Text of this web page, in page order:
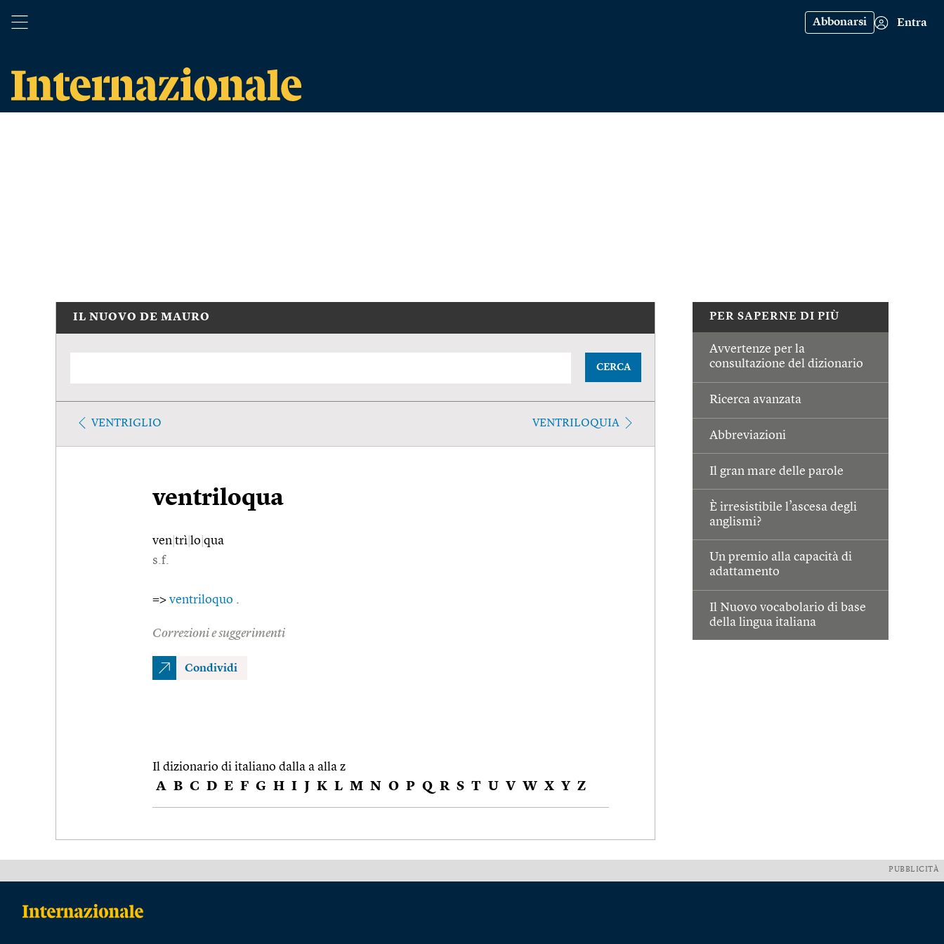
Abbonarsi Entra
PER SAPERNE DI PIÙ
Avvertenze per la
consultazione del dizionario
Ricerca avanzata
Abbreviazioni
Il gran mare delle parole
È irresistibile l’ascesa degli
anglismi?
Un premio alla capacità di
adattamento
Il Nuovo vocabolario di base
della lingua italiana
IL NUOVO DE MAURO
CERCA
VENTRIGLIO VENTRILOQUIA
ventriloqua
ven trì lo qua
s.f.
=> ventriloquo .
Correzioni e suggerimenti
Condividi
Il dizionario di italiano dalla a alla z
A B C D E F G H I J K L M N O P Q R S T U V W X Y Z
PUBBLICITÀ